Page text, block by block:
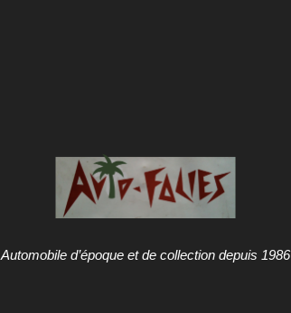
Automobile d’époque et de collection depuis 1986